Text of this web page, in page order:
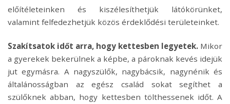
előítéleteinken és kiszélesíthetjük látókörünket,
valamint felfedezhetjük közös érdeklődési területeinket.
Szakítsatok időt arra, hogy kettesben legyetek. Mikor
a gyerekek bekerülnek a képbe, a pároknak kevés idejük
jut egymásra. A nagyszülők, nagybácsik, nagynénik és
általánosságban az egész család sokat segíthet a
szülőknek abban, hogy kettesben tölthessenek időt. A